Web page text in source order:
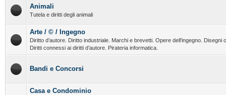
Animali
Tutela e diritti degli animali
Arte / © / Ingegno
Diritto d’autore. Diritto industriale. Marchi e brevetti. Opere dell’ingegno. Disegni
Diritti connessi ai diritti d’autore. Pirateria informatica.
Bandi e Concorsi
Casa e Condominio